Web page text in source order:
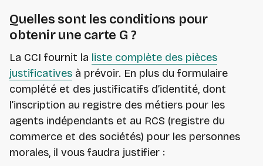
Quelles sont les conditions pour
obtenir une carte G ?
La CCI fournit la liste complète des pièces
justificatives à prévoir. En plus du formulaire
complété et des justificatifs d’identité, dont
l’inscription au registre des métiers pour les
agents indépendants et au RCS (registre du
commerce et des sociétés) pour les personnes
morales, il vous faudra justifier :